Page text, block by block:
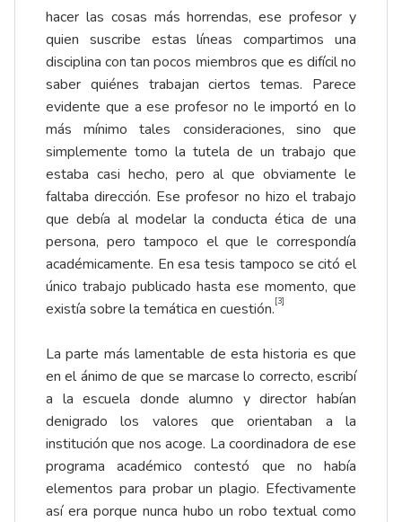
hacer las cosas más horrendas, ese profesor y
quien suscribe estas líneas compartimos una
disciplina con tan pocos miembros que es difícil no
saber quiénes trabajan ciertos temas. Parece
evidente que a ese profesor no le importó en lo
más mínimo tales consideraciones, sino que
simplemente tomo la tutela de un trabajo que
estaba casi hecho, pero al que obviamente le
faltaba dirección. Ese profesor no hizo el trabajo
que debía al modelar la conducta ética de una
persona, pero tampoco el que le correspondía
académicamente. En esa tesis tampoco se citó el
único trabajo publicado hasta ese momento, que
existía sobre la temática en cuestión. [3]
La parte más lamentable de esta historia es que
en el ánimo de que se marcase lo correcto, escribí
a la escuela donde alumno y director habían
denigrado los valores que orientaban a la
institución que nos acoge. La coordinadora de ese
programa académico contestó que no había
elementos para probar un plagio. Efectivamente
así era porque nunca hubo un robo textual como